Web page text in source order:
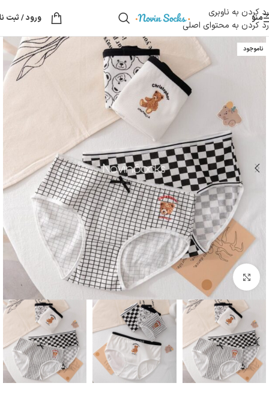
رد کردن به ناوبری
رد کردن به محتوای اصلی
منو ورود / ثبت
ناموجود
بزرگنمایی تصویر